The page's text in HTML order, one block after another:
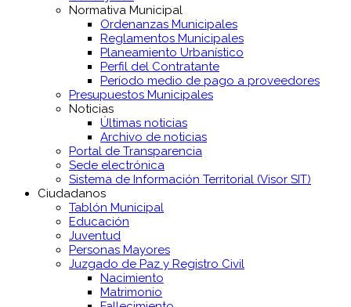
Normativa Municipal
Ordenanzas Municipales
Reglamentos Municipales
Planeamiento Urbanístico
Perfil del Contratante
Período medio de pago a proveedores
Presupuestos Municipales
Noticias
Últimas noticias
Archivo de noticias
Portal de Transparencia
Sede electrónica
Sistema de Información Territorial (Visor SIT)
Ciudadanos
Tablón Municipal
Educación
Juventud
Personas Mayores
Juzgado de Paz y Registro Civil
Nacimiento
Matrimonio